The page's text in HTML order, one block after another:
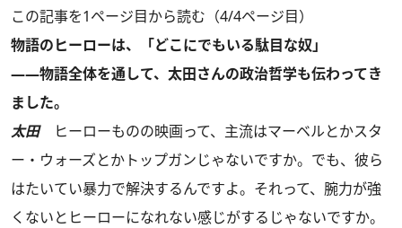
この記事を1ページ目から読む（4/4ページ目）
物語のヒーローは、「どこにでもいる駄目な奴」
――物語全体を通して、太田さんの政治哲学も伝わってき
ました。
太田ヒーローものの映画って、主流はマーベルとかスタ
ー・ウォーズとかトップガンじゃないですか。でも、彼ら
はたいてい暴力で解決するんですよ。それって、腕力が強
くないとヒーローになれない感じがするじゃないですか。